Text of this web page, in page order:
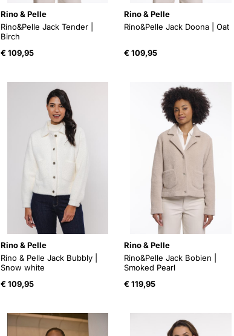
Rino & Pelle
Rino&Pelle Jack Tender |
Birch
€ 109,95
Rino & Pelle
Rino&Pelle Jack Doona | Oat
€ 109,95
Rino & Pelle
Rino & Pelle Jack Bubbly |
Snow white
€ 109,95
Rino & Pelle
Rino&Pelle Jack Bobien |
Smoked Pearl
€ 119,95